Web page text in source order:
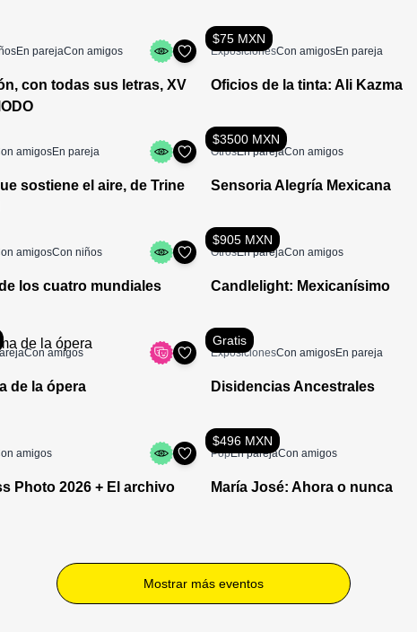
En parejaCon amigos
con todas sus letras, XV
$75 MXN
ExposicionesCon amigosEn pareja
Oficios de la tinta: Ali Kazma
amigosEn pareja
sostiene el aire, de Trine
$3500 MXN
OtrosEn parejaCon amigos
Sensoria Alegría Mexicana
amigosCon niños
los cuatro mundiales
$905 MXN
OtrosEn parejaCon amigos
Candlelight: Mexicanísimo
Con amigos
de la ópera
Gratis
ExposicionesCon amigosEn pareja
Disidencias Ancestrales
amigos
Photo 2026 + El archivo
$496 MXN
PopEn parejaCon amigos
María José: Ahora o nunca
Mostrar más eventos